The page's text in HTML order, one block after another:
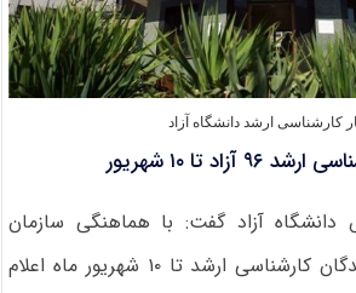
کارشناسی ارشد دانشگاه آزاد
تا ۱۰ شهریور
آزاد گفت: با هماهنگی سازمان
سنجش اسامی قبول‌شدگان‌ کارشناسی ارشد تا ۱۰ شهریور ماه اعلام